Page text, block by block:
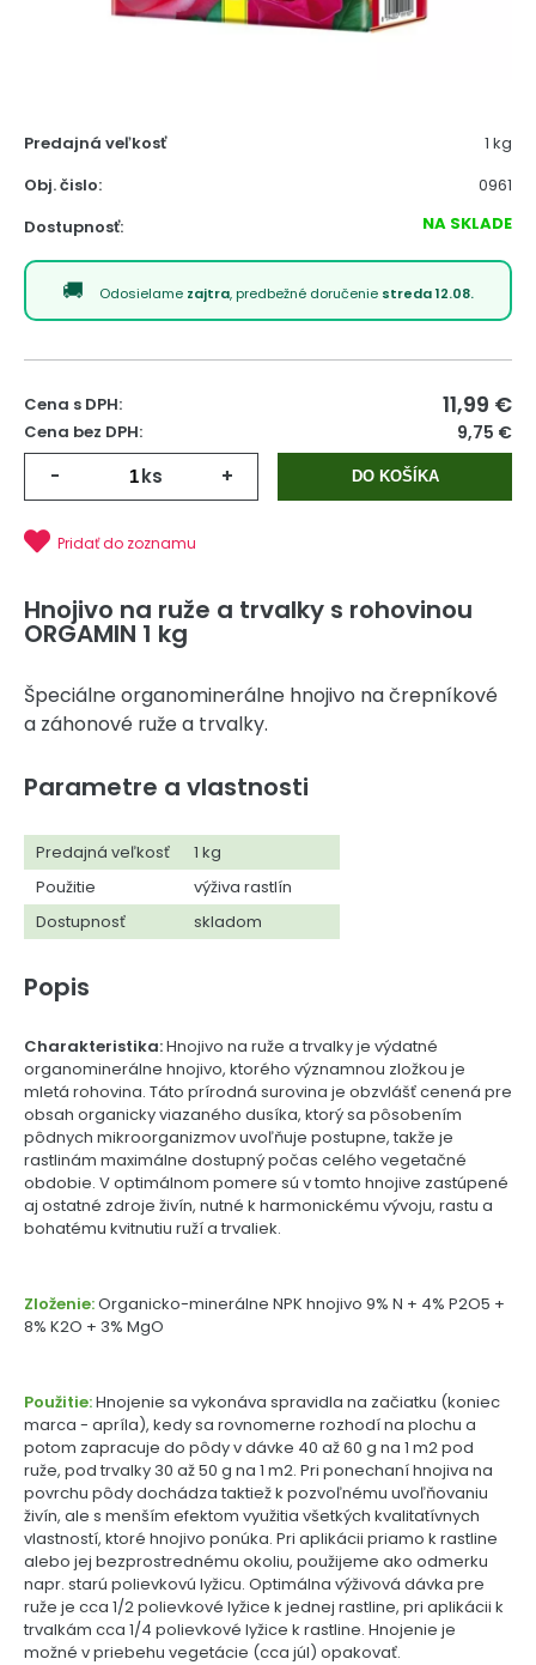
Predajná veľkosť
1 kg
Obj. čislo:
0961
Dostupnosť:
NA SKLADE
Odosielame zajtra, predbežné doručenie streda 12.08.
Cena s DPH: 11,99 €
Cena bez DPH: 9,75 €
- ks + DO KOŠÍKA
Pridať do zoznamu
Hnojivo na ruže a trvalky s rohovinou
ORGAMIN 1 kg
Špeciálne organominerálne hnojivo na črepníkové
a záhonové ruže a trvalky.
Parametre a vlastnosti
Predajná veľkosť
1 kg
Použitie
výživa rastlín
Dostupnosť
skladom
Popis
Charakteristika:Hnojivo na ruže a trvalky je výdatné
organominerálne hnojivo, ktorého významnou zložkou je
mletá rohovina. Táto prírodná surovina je obzvlášť cenená pre
obsah organicky viazaného dusíka, ktorý sa pôsobením
pôdnych mikroorganizmov uvoľňuje postupne, takže je
rastlinám maximálne dostupný počas celého vegetačné
obdobie. V optimálnom pomere sú v tomto hnojive zastúpené
aj ostatné zdroje živín, nutné k harmonickému vývoju, rastu a
bohatému kvitnutiu ruží a trvaliek.
Zloženie:Organicko-minerálne NPK hnojivo 9% N + 4% P2O5 +
8% K2O + 3% MgO
Použitie:Hnojenie sa vykonáva spravidla na začiatku (koniec
marca - apríla), kedy sa rovnomerne rozhodí na plochu a
potom zapracuje do pôdy v dávke 40 až 60 g na 1 m2 pod
ruže, pod trvalky 30 až 50 g na 1 m2. Pri ponechaní hnojiva na
povrchu pôdy dochádza taktiež k pozvoľnému uvoľňovaniu
živín, ale s menším efektom využitia všetkých kvalitatívnych
vlastností, ktoré hnojivo ponúka. Pri aplikácii priamo k rastline
alebo jej bezprostrednému okoliu, použijeme ako odmerku
napr. starú polievkovú lyžicu. Optimálna výživová dávka pre
ruže je cca 1/2 polievkové lyžice k jednej rastline, pri aplikácii k
trvalkám cca 1/4 polievkové lyžice k rastline. Hnojenie je
možné v priebehu vegetácie (cca júl) opakovať.